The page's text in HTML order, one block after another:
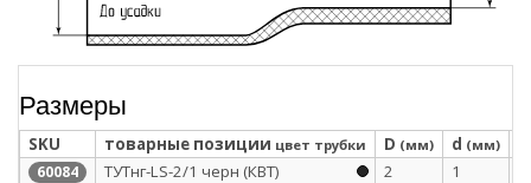
Размеры
SKU товарные позиции цвет трубки D (мм) d (мм)
60084 ТУТнг-LS-2/1 черн (КВТ) 2 1